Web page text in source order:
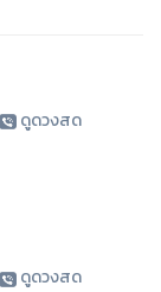
ดูดวงสด
ดูดวงสด